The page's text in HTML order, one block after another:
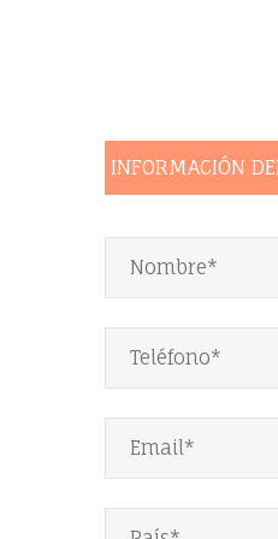
INFORMACIÓN